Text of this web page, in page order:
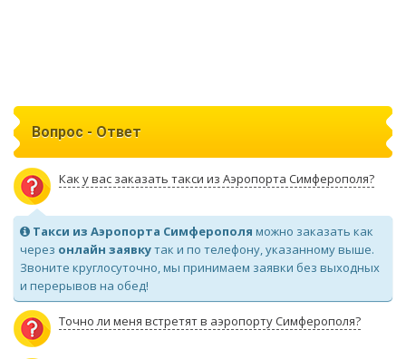
Вопрос - Ответ
Как у вас заказать такси из Аэропорта Симферополя?
Такси из Аэропорта Симферополя можно заказать как
через онлайн заявкутак и по телефону, указанному выше.
Звоните круглосуточно, мы принимаем заявки без выходных
и перерывов на обед!
Точно ли меня встретят в аэропорту Симферополя?